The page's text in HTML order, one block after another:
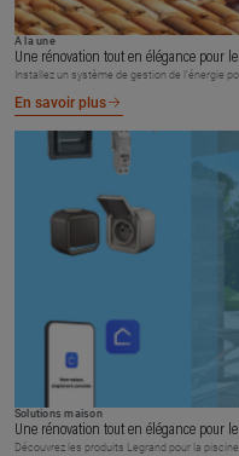
À la une
Une rénovation tout en élégance pour
Installez un système de gestion de l’énergie
En savoir plus
Solutions maison
Une rénovation tout en élégance pour
Découvrez les produits Legrand pour la